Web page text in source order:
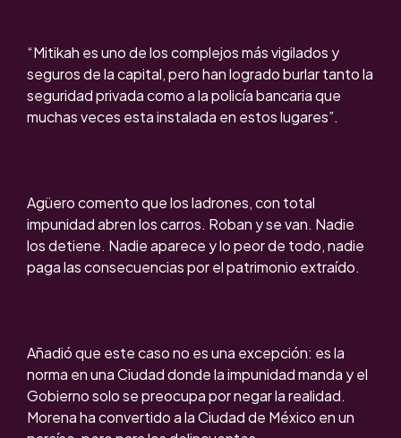
“Mitikah es uno de los complejos más vigilados y
seguros de la capital, pero han logrado burlar tanto la
seguridad privada como a la policía bancaria que
muchas veces esta instalada en estos lugares”.
Agüero comento que los ladrones, con total
impunidad abren los carros. Roban y se van. Nadie
los detiene. Nadie aparece y lo peor de todo, nadie
paga las consecuencias por el patrimonio extraído.
Añadió que este caso no es una excepción: es la
norma en una Ciudad donde la impunidad manda y el
Gobierno solo se preocupa por negar la realidad.
Morena ha convertido a la Ciudad de México en un